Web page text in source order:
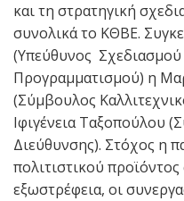
και τη στρατηγική
συνολικά το ΚΘΒΕ.
(Υπεύθυνος Σχεδιασμού
Προγραμματισμού) η
(Σύμβουλος
Ιφιγένεια Ταξοπούλου
Διεύθυνσης). Στόχος η
πολιτιστικού
εξωστρέφεια, οι